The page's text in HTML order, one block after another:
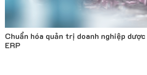
Chuẩn hóa quản trị doanh nghiệp dược
ERP